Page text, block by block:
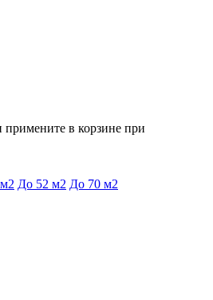
в корзине при
До 52 м2 До 70 м2